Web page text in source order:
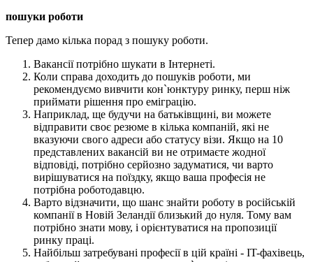
пошуки роботи
Тепер дамо кілька порад з пошуку роботи.
Вакансії потрібно шукати в Інтернеті.
Коли справа доходить до пошуків роботи, ми
рекомендуємо вивчити кон`юнктуру ринку, перш ніж
приймати рішення про еміграцію.
Наприклад, ще будучи на батьківщині, ви можете
відправити своє резюме в кілька компаній, які не
вказуючи свого адреси або статусу візи. Якщо на 10
представлених вакансій ви не отримаєте жодної
відповіді, потрібно серйозно задуматися, чи варто
вирішуватися на поїздку, якщо ваша професія не
потрібна роботодавцю.
Варто відзначити, що шанс знайти роботу в російській
компанії в Новій Зеландії близький до нуля. Тому вам
потрібно знати мову, і орієнтуватися на пропозиції
ринку праці.
Найбільш затребувані професії в цій країні - IT-фахівець,